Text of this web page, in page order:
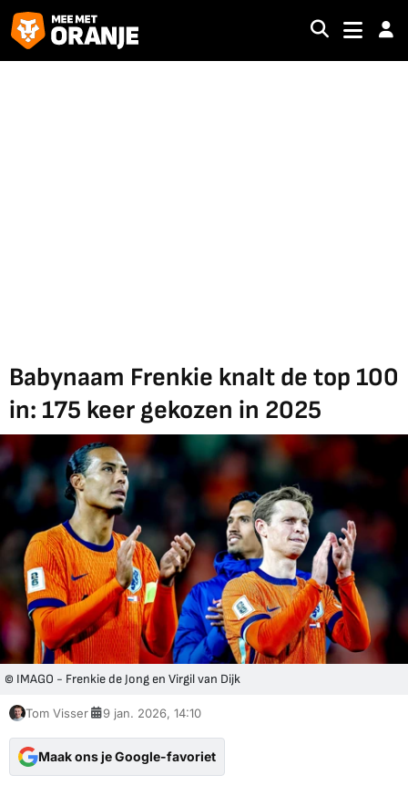
Babynaam Frenkie knalt de top 100
in: 175 keer gekozen in 2025
© IMAGO - Frenkie de Jong en Virgil van Dijk
Tom Visser 9 jan. 2026, 14:10
Maak ons je Google-favoriet